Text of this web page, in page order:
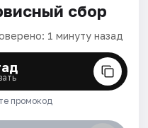
сбор
1 минуту назад
промокод